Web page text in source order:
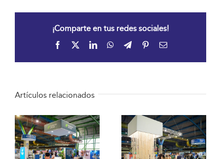
¡Comparte en tus redes sociales!
Facebook LinkedInWhatsApp
TelegramPinterestCorreo
Artículos relacionados